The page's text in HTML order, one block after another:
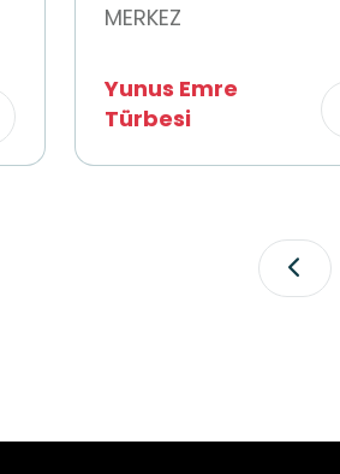
MERKEZ
Yunus Emre
Türbesi